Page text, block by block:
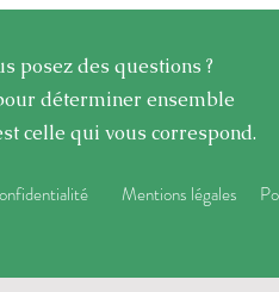
posez des questions ?
déterminer ensemble
celle qui vous correspond.
Mentions légales